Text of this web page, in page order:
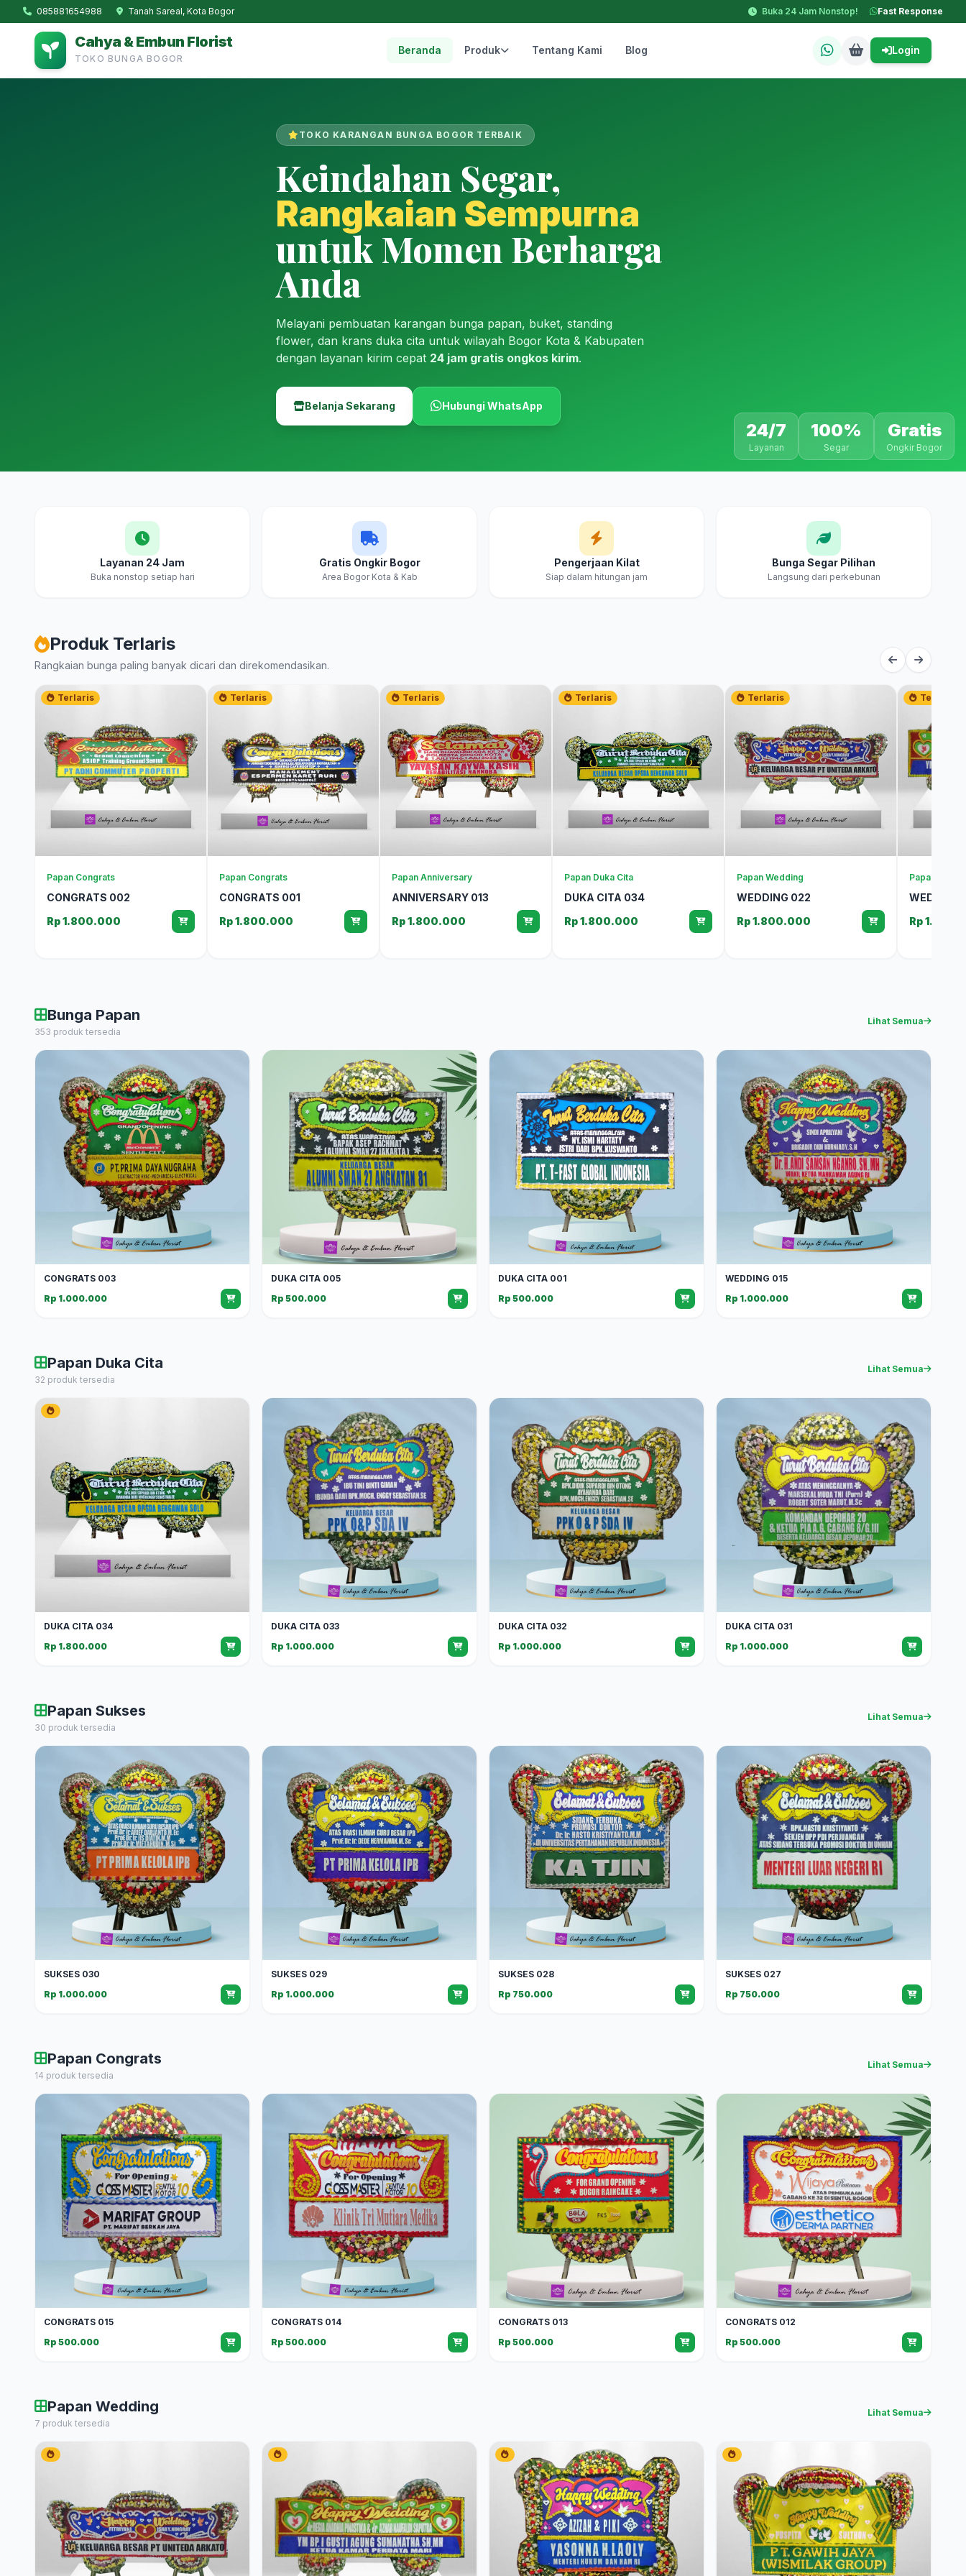
085881654988 Tanah Sareal, Kota Bogor Buka 24 Jam Nonstop! Fast Response
Cahya & Embun Florist
TOKO BUNGA BOGOR
Beranda Produk Tentang Kami Blog Login
TOKO KARANGAN BUNGA BOGOR TERBAIK
Keindahan Segar,
Rangkaian Sempurna
untuk Momen Berharga
Anda
Melayani pembuatan karangan bunga papan, buket, standing
flower, dan krans duka cita untuk wilayah Bogor Kota & Kabupaten
dengan layanan kirim cepat 24 jam gratis ongkos kirim.
Belanja Sekarang Hubungi WhatsApp
24/7
Layanan
100%
Segar
Gratis
Ongkir Bogor
Layanan 24 Jam
Buka nonstop setiap hari
Gratis Ongkir Bogor
Area Bogor Kota & Kab
Pengerjaan Kilat
Siap dalam hitungan jam
Bunga Segar Pilihan
Langsung dari perkebunan
Produk Terlaris
Rangkaian bunga paling banyak dicari dan direkomendasikan.
Terlaris
Papan Congrats
CONGRATS 002
Rp 1.800.000
Terlaris
Papan Congrats
CONGRATS 001
Rp 1.800.000
Terlaris
Papan Anniversary
ANNIVERSARY 013
Rp 1.800.000
Terlaris
Papan Duka Cita
DUKA CITA 034
Rp 1.800.000
Terlaris
Papan Wedding
WEDDING 022
Rp 1.800.000
Terlaris
Papan
WEDDING
Rp
Bunga Papan
353 produk tersedia
Lihat Semua
CONGRATS 003
Rp 1.000.000
DUKA CITA 005
Rp 500.000
DUKA CITA 001
Rp 500.000
WEDDING 015
Rp 1.000.000
Papan Duka Cita
32 produk tersedia
Lihat Semua
DUKA CITA 034
Rp 1.800.000
DUKA CITA 033
Rp 1.000.000
DUKA CITA 032
Rp 1.000.000
DUKA CITA 031
Rp 1.000.000
Papan Sukses
30 produk tersedia
Lihat Semua
SUKSES 030
Rp 1.000.000
SUKSES 029
Rp 1.000.000
SUKSES 028
Rp 750.000
SUKSES 027
Rp 750.000
Papan Congrats
14 produk tersedia
Lihat Semua
CONGRATS 015
Rp 500.000
CONGRATS 014
Rp 500.000
CONGRATS 013
Rp 500.000
CONGRATS 012
Rp 500.000
Papan Wedding
7 produk tersedia
Lihat Semua